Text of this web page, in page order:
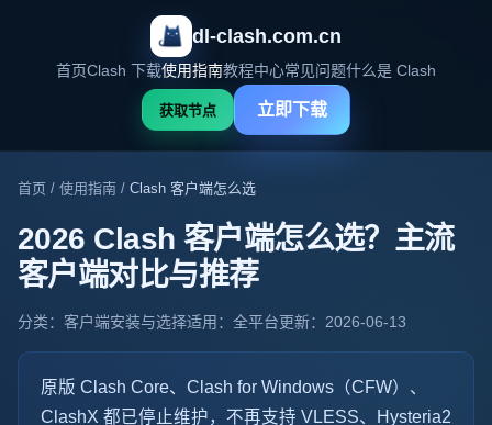
dl-clash.com.cn
首页Clash 下载使用指南教程中心常见问题什么是 Clash
获取节点 立即下载
首页 / 使用指南 / Clash 客户端怎么选
2026 Clash 客户端怎么选？主流
客户端对比与推荐
分类：客户端安装与选择适用：全平台更新：2026-06-13
原版 Clash Core、Clash for Windows（CFW）、
ClashX 都已停止维护，不再支持 VLESS、Hysteria2